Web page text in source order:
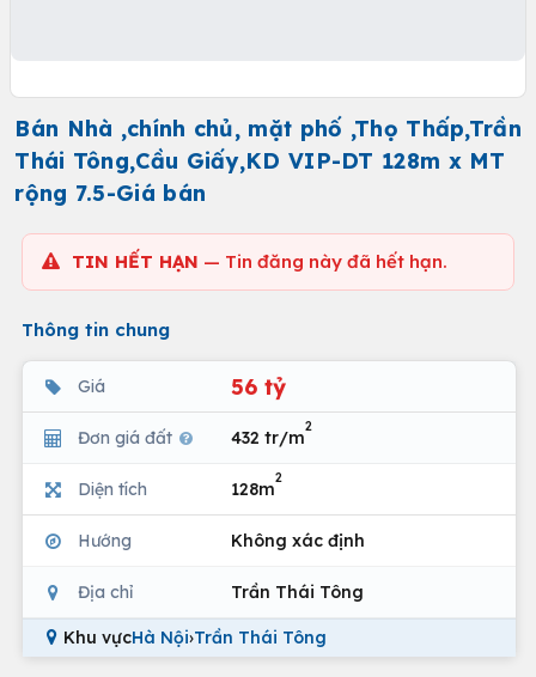
Bán Nhà ,chính chủ, mặt phố ,Thọ Thấp,Trần
Thái Tông,Cầu Giấy,KD VIP-DT 128m x MT
rộng 7.5-Giá bán
TIN HẾT HẠN — Tin đăng này đã hết hạn.
Thông tin chung
Giá 56 tỷ
Đơn giá đất 432 tr/m
2
Diện tích 128m
2
Hướng Không xác định
Địa chỉ Trần Thái Tông
Khu vựcHà Nội›Trần Thái Tông